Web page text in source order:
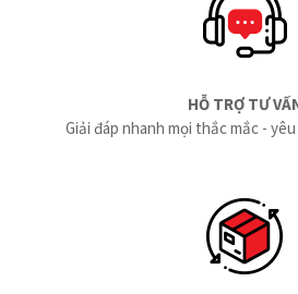
HỖ TRỢ TƯ
Giải đáp nhanh mọi thắc mắc -